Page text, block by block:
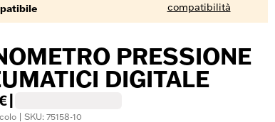
compatibilità
PRESSIONE
DIGITALE
| SKU: 75158-10